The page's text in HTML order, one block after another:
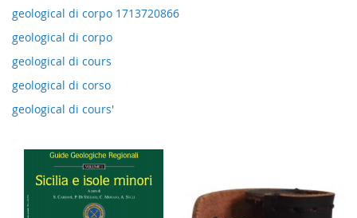
geological di corpo 1713720866
geological di corpo
geological di cours
geological di corso
geological di cours'